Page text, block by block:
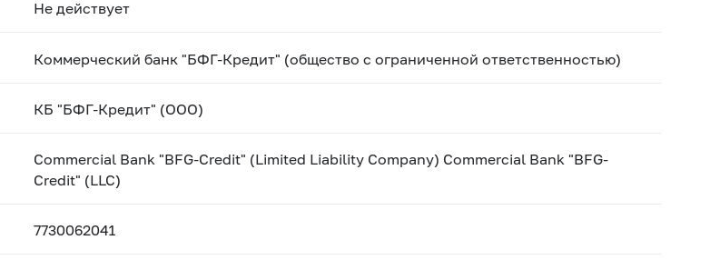
Не действует
Коммерческий банк "БФГ-Кредит" (общество с ограниченной ответственностью)
КБ "БФГ-Кредит" (ООО)
Commercial Bank "BFG-Credit" (Limited Liability Company) Commercial Bank "BFG-
Credit" (LLC)
7730062041